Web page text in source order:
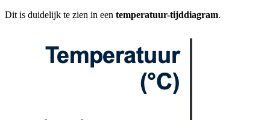
Dit is duidelijk te zien in een temperatuur-tijddiagram.